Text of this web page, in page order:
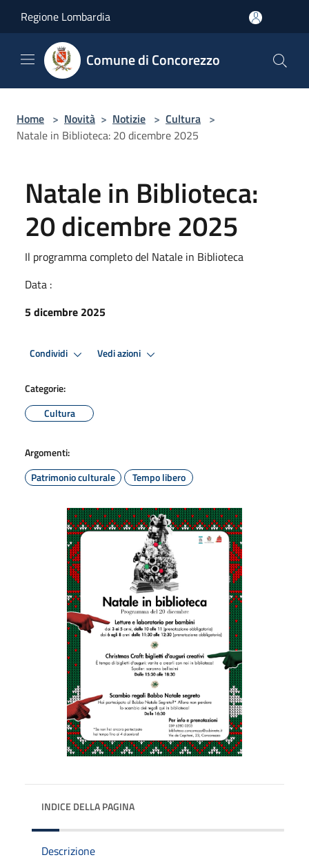
Regione Lombardia
Comune di Concorezzo
Home > Novità > Notizie > Cultura >
Natale in Biblioteca: 20 dicembre 2025
Natale in Biblioteca:
20 dicembre 2025
Il programma completo del Natale in Biblioteca
Data :
5 dicembre 2025
Condividi Vedi azioni
Categorie:
Cultura
Argomenti:
Patrimonio culturale
Tempo libero
INDICE DELLA PAGINA
Descrizione